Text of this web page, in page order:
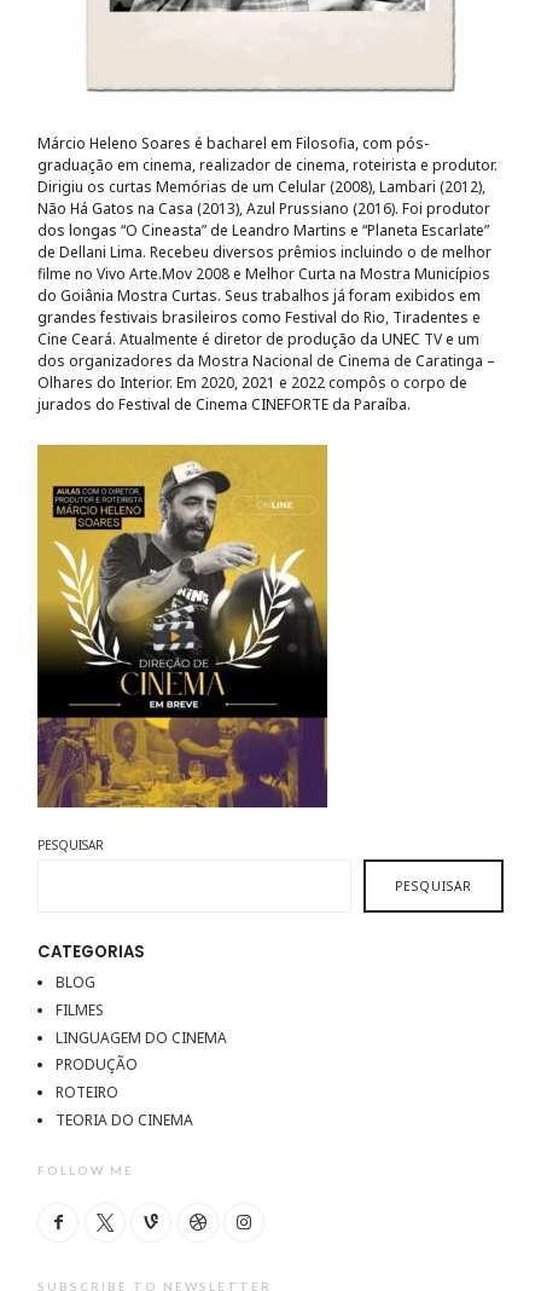
Márcio Heleno Soares é bacharel em Filosofia, com pós-
graduação em cinema, realizador de cinema, roteirista e produtor.
Dirigiu os curtas Memórias de um Celular (2008), Lambari (2012),
Não Há Gatos na Casa (2013), Azul Prussiano (2016). Foi produtor
dos longas “O Cineasta” de Leandro Martins e “Planeta Escarlate”
de Dellani Lima. Recebeu diversos prêmios incluindo o de melhor
filme no Vivo Arte.Mov 2008 e Melhor Curta na Mostra Municípios
do Goiânia Mostra Curtas. Seus trabalhos já foram exibidos em
grandes festivais brasileiros como Festival do Rio, Tiradentes e
Cine Ceará. Atualmente é diretor de produção da UNEC TV e um
dos organizadores da Mostra Nacional de Cinema de Caratinga –
Olhares do Interior. Em 2020, 2021 e 2022 compôs o corpo de
jurados do Festival de Cinema CINEFORTE da Paraíba.
PESQUISAR
PESQUISAR
CATEGORIAS
BLOG
FILMES
LINGUAGEM DO CINEMA
PRODUÇÃO
ROTEIRO
TEORIA DO CINEMA
FOLLOW ME
SUBSCRIBE TO NEWSLETTER